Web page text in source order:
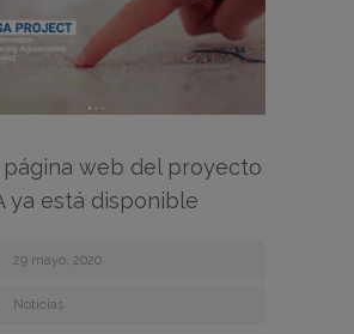
página web del proyecto
ya está disponible
29 mayo, 2020
Noticias